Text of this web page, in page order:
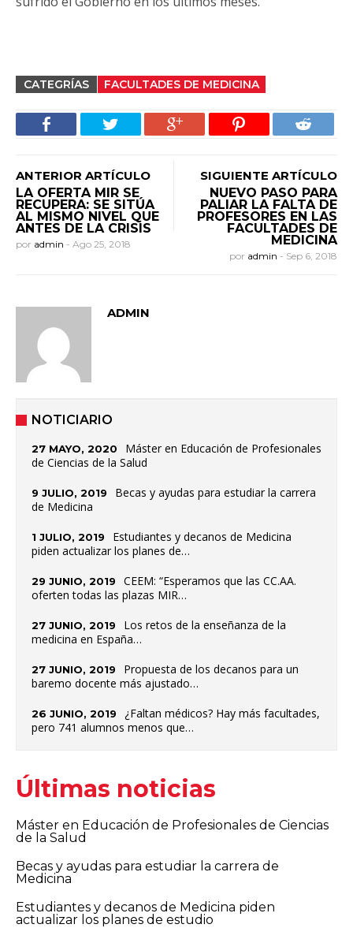
CATEGRÍAS FACULTADES DE MEDICINA
ANTERIOR ARTÍCULO
LA OFERTA MIR SE
RECUPERA: SE SITÚA
AL MISMO NIVEL QUE
ANTES DE LA CRISIS
por admin - Ago 25, 2018
SIGUIENTE ARTÍCULO
NUEVO PASO PARA
PALIAR LA FALTA DE
PROFESORES EN LAS
FACULTADES DE
MEDICINA
por admin - Sep 6, 2018
ADMIN
NOTICIARIO
27 MAYO, 2020
Máster en Educación de Profesionales
de Ciencias de la Salud
9 JULIO, 2019
Becas y ayudas para estudiar la carrera
de Medicina
1 JULIO, 2019
Estudiantes y decanos de Medicina
piden actualizar los planes de…
29 JUNIO, 2019
CEEM: “Esperamos que las CC.AA.
oferten todas las plazas MIR…
27 JUNIO, 2019
Los retos de la enseñanza de la
medicina en España…
27 JUNIO, 2019
Propuesta de los decanos para un
baremo docente más ajustado…
26 JUNIO, 2019
¿Faltan médicos? Hay más facultades,
pero 741 alumnos menos que…
Últimas noticias
Máster en Educación de Profesionales de Ciencias
de la Salud
Becas y ayudas para estudiar la carrera de
Medicina
Estudiantes y decanos de Medicina piden
actualizar los planes de estudio